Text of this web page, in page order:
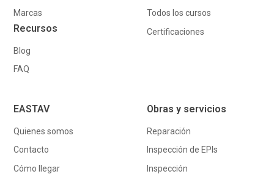
Marcas
Recursos
Blog
FAQ
Todos los cursos
Certificaciones
EASTAV
Quienes somos
Contacto
Cómo llegar
Obras y servicios
Reparación
Inspección de EPIs
Inspección